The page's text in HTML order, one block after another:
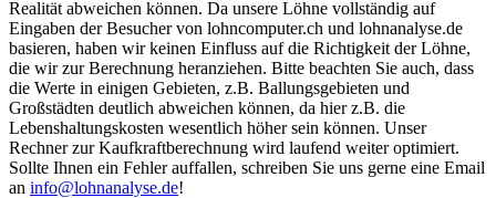
Realität abweichen können. Da unsere Löhne vollständig auf
Eingaben der Besucher von lohncomputer.ch und lohnanalyse.de
basieren, haben wir keinen Einfluss auf die Richtigkeit der Löhne,
die wir zur Berechnung heranziehen. Bitte beachten Sie auch, dass
die Werte in einigen Gebieten, z.B. Ballungsgebieten und
Großstädten deutlich abweichen können, da hier z.B. die
Lebenshaltungskosten wesentlich höher sein können. Unser
Rechner zur Kaufkraftberechnung wird laufend weiter optimiert.
Sollte Ihnen ein Fehler auffallen, schreiben Sie uns gerne eine Email
an info@lohnanalyse.de!